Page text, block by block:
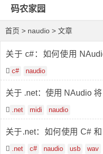
码农家园
首页 > naudio > 文章
关于 c#：如何使用
[])？
c# naudio
关于 .net：使用 NAudio
.net midi naudio
关于.net：如何使用 C#
输入
.net c# naudio usb wav